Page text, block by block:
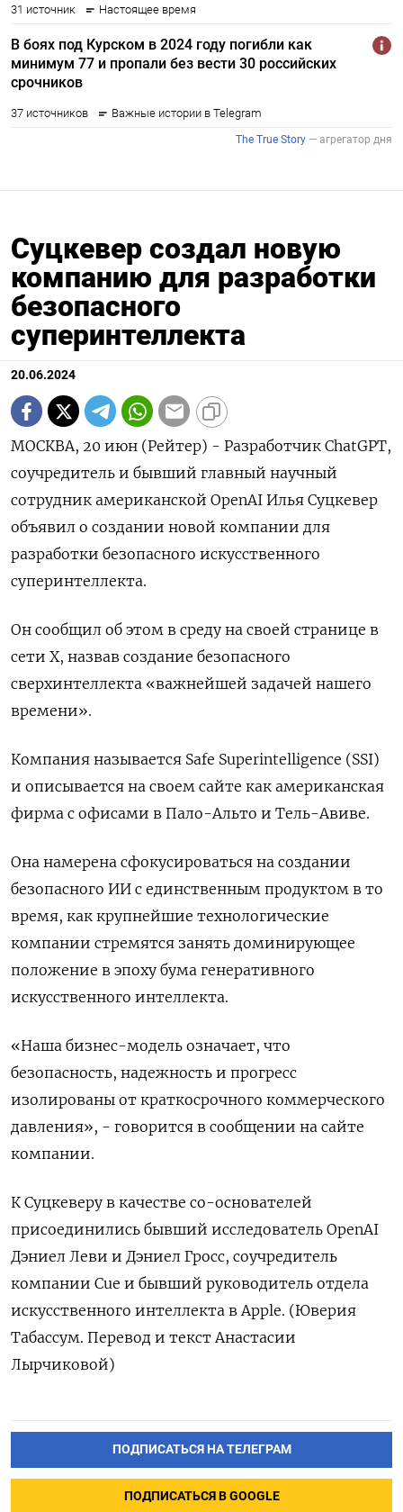
Суцкевер создал новую
компанию для разработки
безопасного
суперинтеллекта
20.06.2024
МОСКВА, 20 июн (Рейтер) - Разработчик ChatGPT,
соучредитель и бывший главный научный
сотрудник американской OpenAI Илья Суцкевер
объявил о создании новой компании для
разработки безопасного искусственного
суперинтеллекта.
Он сообщил об этом в среду на своей странице в
сети X, назвав создание безопасного
сверхинтеллекта «важнейшей задачей нашего
времени».
Компания называется Safe Superintelligence (SSI)
и описывается на своем сайте как американская
фирма с офисами в Пало-Альто и Тель-Авиве.
Она намерена сфокусироваться на создании
безопасного ИИ с единственным продуктом в то
время, как крупнейшие технологические
компании стремятся занять доминирующее
положение в эпоху бума генеративного
искусственного интеллекта.
«Наша бизнес-модель означает, что
безопасность, надежность и прогресс
изолированы от краткосрочного коммерческого
давления», - говорится в сообщении на сайте
компании.
К Суцкеверу в качестве со-основателей
присоединились бывший исследователь OpenAI
Дэниел Леви и Дэниел Гросс, соучредитель
компании Cue и бывший руководитель отдела
искусственного интеллекта в Apple. (Юверия
Табассум. Перевод и текст Анастасии
Лырчиковой)
ПОДПИСАТЬСЯ НА ТЕЛЕГРАМ
ПОДПИСАТЬСЯ В GOOGLE